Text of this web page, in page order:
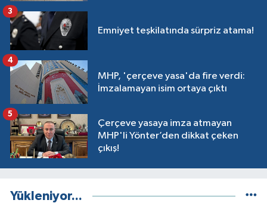
Emniyet teşkilatında sürpriz atama!
3
MHP, 'çerçeve yasa'da fire verdi:
İmzalamayan isim ortaya çıktı
4
Çerçeve yasaya imza atmayan
MHP'li Yönter’den dikkat çeken
çıkış!
5
Yükleniyor...